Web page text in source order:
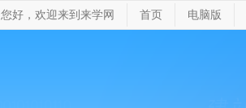
您好，欢迎来到来学网 首页 电脑版